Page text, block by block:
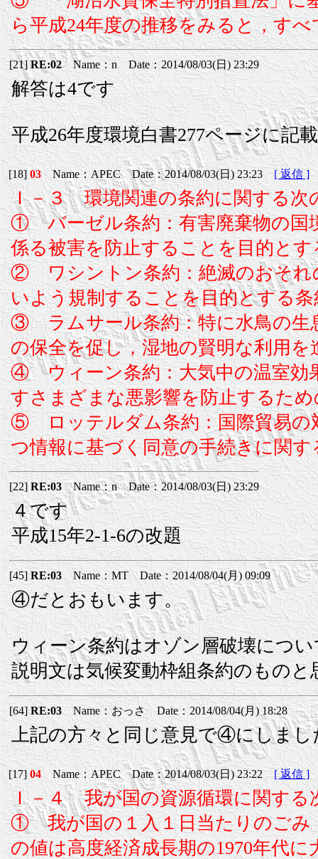
ら平成24年度の推移をみると，す
[21]RE:02Name：n Date：2014/08/03(日) 23:29
解答は4です
平成26年度環境白書277ページに記載
[18]03Name：APEC Date：2014/08/03(日) 23:23[ 返信 ]
Ｉ－３ 環境関連の条約に関する次
① バーゼル条約：有害廃棄物の国
係る被害を防止することを目的とす
② ワシントン条約：絶滅のおそれ
いよう規制することを目的とする条
③ ラムサール条約：特に水鳥の生
の保全を促し，湿地の賢明な利用
④ ウィーン条約：大気中の温室効
すさまざまな悪影響を防止するた
⑤ ロッテルダム条約：国際貿易の
つ情報に基づく同意の手続きに関す
[22]RE:03Name：n Date：2014/08/03(日) 23:29
４です
平成15年2-1-6の改題
[45]RE:03Name：MT Date：2014/08/04(月) 09:09
④だとおもいます。
ウィーン条約はオゾン層破壊につ
説明文は気候変動枠組条約のものと
[64]RE:03Name：おっさ Date：2014/08/04(月) 18:28
上記の方々と同じ意見で④にしまし
[17]04Name：APEC Date：2014/08/03(日) 23:22[ 返信 ]
Ｉ－４ 我が国の資源循環に関する
① 我が国の１入１日当たりのごみ
の値は高度経済成長期の1970年代